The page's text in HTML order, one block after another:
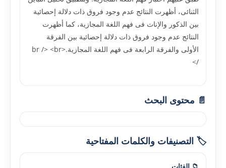
الثنائى، أظهرت النتائج عدم وجود فروق ذات دلالة إحصائية
بين الذکور والإناث فى فهم اللغة المجازية، کما أظهرت
النتائج عدم وجود فروق ذات دلالة إحصائية بين الفرقة
الأولى والفرقة الرابعة فى فهم اللغة المجازية.<br /> <br
/>
📄 محتوى البحث
🏷️ التصنيفات والكلمات المفتاحية